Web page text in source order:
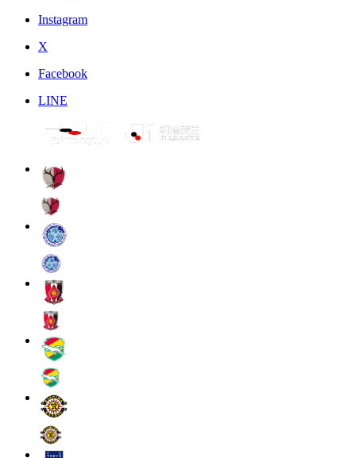
Instagram
X
Facebook
LINE